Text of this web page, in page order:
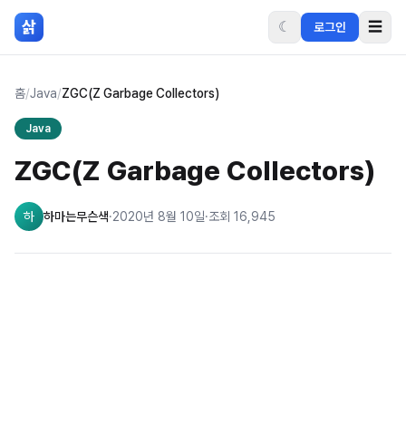
본문 바로가기
삵 ☾ 로그인 ☰
홈/Java/ZGC(Z Garbage Collectors)
Java
ZGC(Z Garbage Collectors)
하 하마는무슨색·2020년 8월 10일·조회 16,945